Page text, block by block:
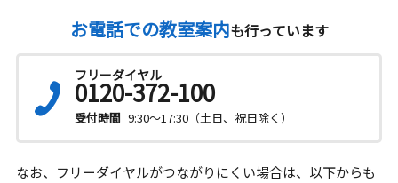
お電話での教室案内も行っています
フリーダイヤル
0120-372-100
受付時間 9:30～17:30（土日、祝日除く）
なお、フリーダイヤルがつながりにくい場合は、以下からも